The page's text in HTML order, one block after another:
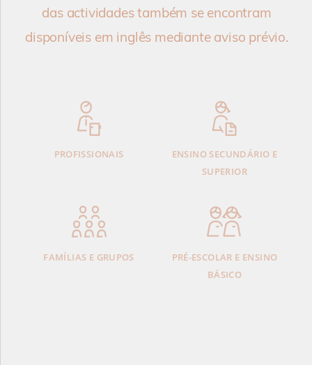
das actividades também se encontram
disponíveis em inglês mediante aviso prévio.
PROFISSIONAIS
ENSINO SECUNDÁRIO E
SUPERIOR
FAMÍLIAS E GRUPOS
PRÉ-ESCOLAR E ENSINO
BÁSICO